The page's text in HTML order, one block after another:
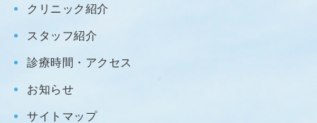
クリニック紹介
スタッフ紹介
診療時間・アクセス
お知らせ
サイトマップ